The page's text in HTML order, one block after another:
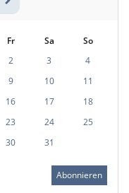
Fr Sa
So
2 3
4
9 10
11
16 17
18
23 24
25
30 31
Abonnieren